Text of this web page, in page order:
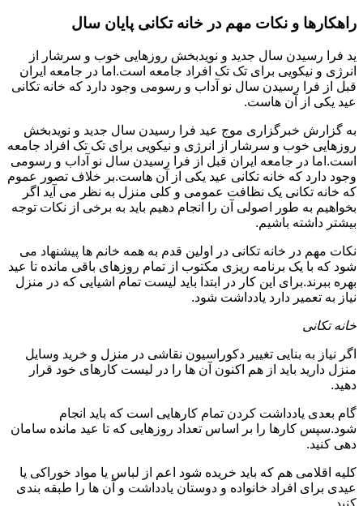
راهکارها و نکات مهم در خانه تکانی پایان سال
ید فرا رسیدن سال جدید و نویدبخش روزهایی خوب و سرشار از
انرژی و نیکویی برای تک تک افراد جامعه است.اما در جامعه ایران
قبل از فرا رسیدن سال نو آداب و رسومی وجود دارد که خانه تکانی
عید یکی از آن هاست.
به گزارش خبرگزاری موج عید فرا رسیدن سال جدید و نویدبخش
روزهایی خوب و سرشار از انرژی و نیکویی برای تک تک افراد جامعه
است.اما در جامعه ایران قبل از فرا رسیدن سال نو آداب و رسومی
وجود دارد که خانه تکانی عید یکی از آن هاست.بر خلاف تصور عموم
که خانه تکانی یک نظافت عمومی و کلی منزل به نظر می آید اگر
بخواهیم به طور اصولی آن را انجام دهیم باید به برخی از نکات توجه
بیشتر داشته باشیم.
نکات مهم در خانه تکانی در اولین قدم به همه خانم ها پیشنهاد می
شود که با یک برنامه ریزی مکتوب از تمام روزهای باقی مانده تا عید
بهره ببرند.برای این کار در ابتدا باید لیست تمام اشیایی که در منزل
نیاز به تعمیر دارد یادداشت شود.
خانه تکانی
اگر نیاز به بنایی تغییر دکوراسیون نقاشی در منزل و خرید وسایل
منزل دارید باید از هم اکنون آن ها را در لیست کارهای خود قرار
دهید.
گام بعدی یادداشت کردن تمام کارهایی است که باید انجام
شود.سپس کارها را بر اساس تعداد روزهایی که تا عید مانده سامان
دهی کنید.
کلیه اقلامی هم که باید خریده شود اعم از لباس یا مواد خوراکی یا
عیدی برای افراد خانواده و دوستان یادداشت و آن ها را طبقه بندی
کنید.